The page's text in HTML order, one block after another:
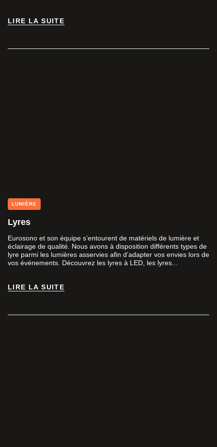
LIRE LA SUITE
LUMIÈRE
Lyres
Eurosono et son équipe s’entourent de matériels de lumière et
éclairage de qualité. Nous avons à disposition différents types de
lyre parmi les lumières asservies afin d’adapter vos envies lors de
vos événements. Découvrez les lyres à LED, les lyres...
LIRE LA SUITE